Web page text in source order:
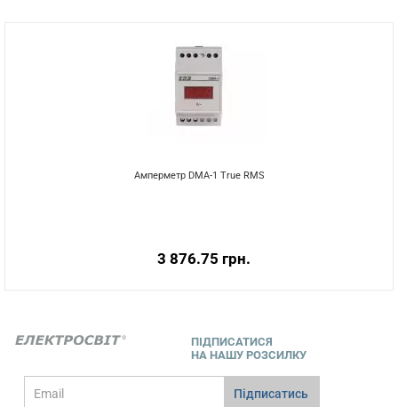
Амперметр DMA-1 True RMS
3 876.75 грн.
ПІДПИСАТИСЯ
НА НАШУ РОЗСИЛКУ
mail
Підписатись